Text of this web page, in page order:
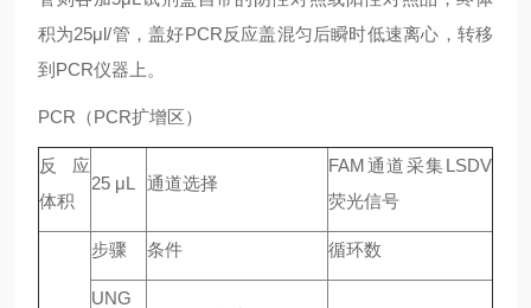
积为25μl/管，盖好PCR反应盖混匀后瞬时低速离心，转移
到PCR仪器上。
PCR（PCR扩增区）
反应
体积
25 μL 通道选择
FAM通道采集LSDV
荧光信号
步骤 条件 循环数
UNG